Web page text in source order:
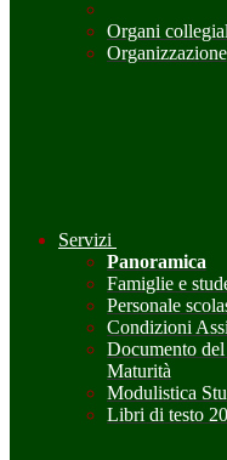
Organi
Organizzazione
Servizi
Panoramica
Famiglie e
Personale
Condizioni
Documento
Maturità
Modulistica
Libri di testo